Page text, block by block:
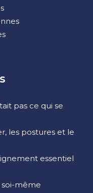
pas ce qui se
les postures et le
essentiel
soi-même